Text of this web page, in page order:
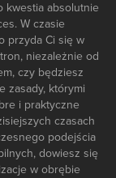
kwestia absolutnie
W czasie
przyda Ci się w
niezależnie od
czy będziesz
zasady, którymi
i praktyczne
czasach
podejścia
dowiesz się
w obrębie